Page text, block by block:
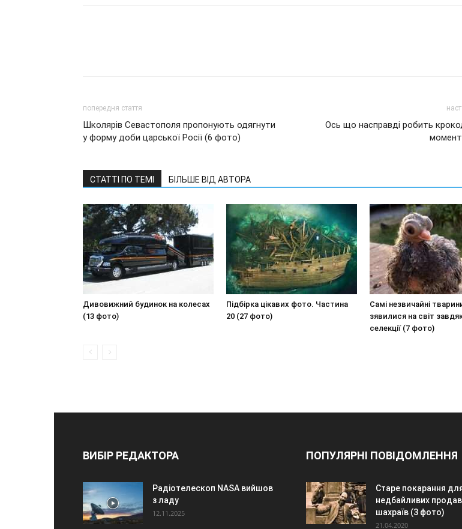
попередня стаття
Школярів Севастополя пропонують одягнути
у форму доби царської Росії (6 фото)
Ось що насправді робить
СТАТТІ ПО ТЕМІ БІЛЬШЕ ВІД АВТОРА
Дивовижний будинок на колесах
(13 фото)
Підбірка цікавих фото. Частина
20 (27 фото)
Самі незвичайні
зявилися на світ
селекції (7 фото)
ВИБІР РЕДАКТОРА
Радіотелескоп NASA вийшов
з ладу
12.11.2025
ПОПУЛЯРНІ ПОВІДОМЛЕННЯ
Старе покарання
недбайливих
шахраїв (3 фото)
21.04.2020